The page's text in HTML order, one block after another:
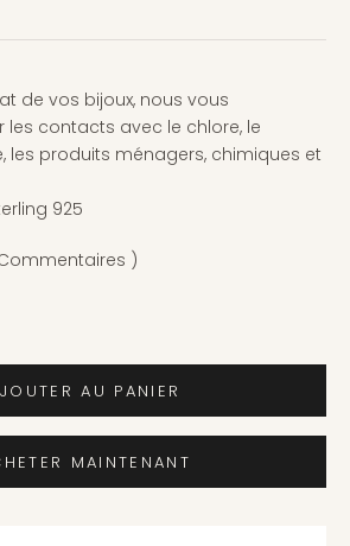
de vos bijoux, nous vous
les contacts avec le chlore, le
les produits ménagers, chimiques et
925
)
la quantité
AU PANIER
MAINTENANT